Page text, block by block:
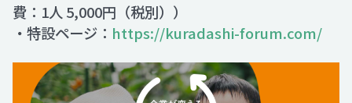
費：1人 5,000円（税別））
・特設ページ： https://kuradashi-forum.com/